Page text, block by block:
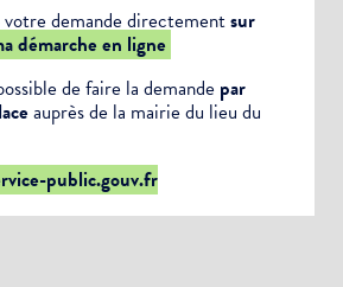
votre demande directementsur
démarche en ligne
de faire la demande par
auprès de la mairie du lieu du
public.gouv.fr
abonnement :
et Vie associative